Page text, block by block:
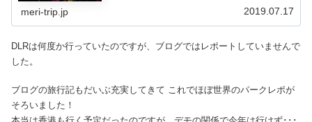
meri-trip.jp 2019.07.17
DLRは何度か行っていたのですが、ブログではレポートしていませんで
した。
ブログの旅行記もだいぶ充実してきて これでほぼ世界のパークレポが
そろいました！